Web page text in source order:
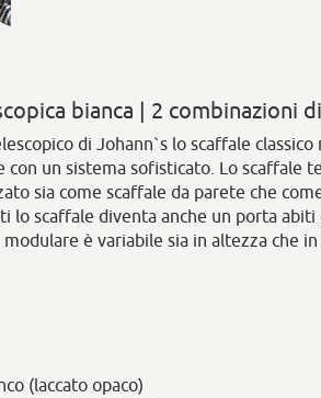
bianca | 2 combinazioni
di Johann`s lo scaffale
con un sistema sofisticato. Lo scaffale
sia come scaffale da parete che
lo scaffale diventa anche un porta abiti
è variabile sia in altezza che in
(laccato opaco)